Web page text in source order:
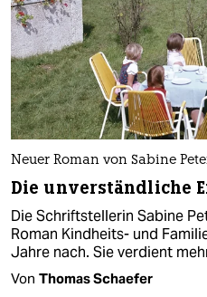
Neuer Roman von Sabine
Die unverständliche
Die Schriftstellerin Sabine
Roman Kindheits- und
Jahre nach. Sie verdient
Von Thomas Schaefer